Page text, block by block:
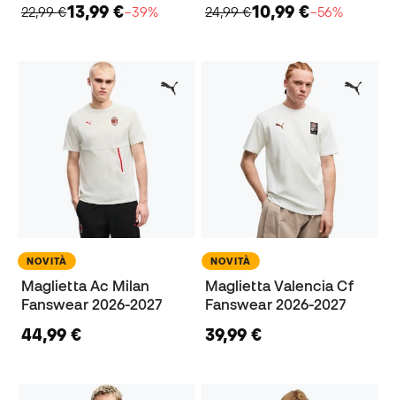
22,99 €13,99 €−39%
24,99 €10,99 €−56%
NOVITÀ
Maglietta Ac Milan
Fanswear 2026-2027
44,99 €
NOVITÀ
Maglietta Valencia Cf
Fanswear 2026-2027
39,99 €